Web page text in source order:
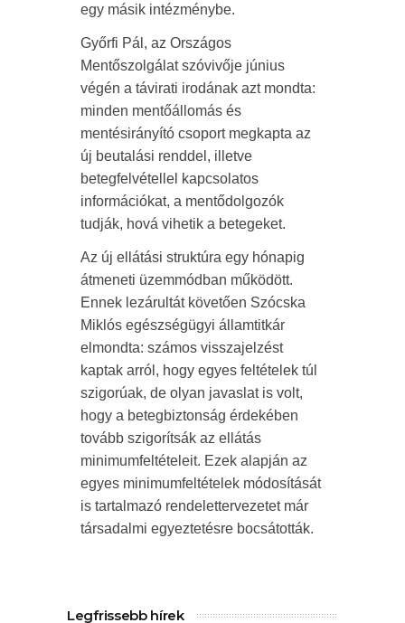
egy másik intézménybe.
Győrfi Pál, az Országos
Mentőszolgálat szóvivője június
végén a távirati irodának azt mondta:
minden mentőállomás és
mentésirányító csoport megkapta az
új beutalási renddel, illetve
betegfelvétellel kapcsolatos
információkat, a mentődolgozók
tudják, hová vihetik a betegeket.
Az új ellátási struktúra egy hónapig
átmeneti üzemmódban működött.
Ennek lezárultát követően Szócska
Miklós egészségügyi államtitkár
elmondta: számos visszajelzést
kaptak arról, hogy egyes feltételek túl
szigorúak, de olyan javaslat is volt,
hogy a betegbiztonság érdekében
tovább szigorítsák az ellátás
minimumfeltételeit. Ezek alapján az
egyes minimumfeltételek módosítását
is tartalmazó rendelettervezetet már
társadalmi egyeztetésre bocsátották.
Legfrissebb hírek